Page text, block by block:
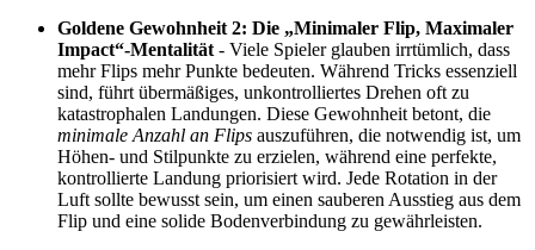
Goldene Gewohnheit 2: Die „Minimaler Flip, Maximaler
Impact“-Mentalität - Viele Spieler glauben irrtümlich, dass
mehr Flips mehr Punkte bedeuten. Während Tricks essenziell
sind, führt übermäßiges, unkontrolliertes Drehen oft zu
katastrophalen Landungen. Diese Gewohnheit betont, die
minimale Anzahl an Flips auszuführen, die notwendig ist, um
Höhen- und Stilpunkte zu erzielen, während eine perfekte,
kontrollierte Landung priorisiert wird. Jede Rotation in der
Luft sollte bewusst sein, um einen sauberen Ausstieg aus dem
Flip und eine solide Bodenverbindung zu gewährleisten.